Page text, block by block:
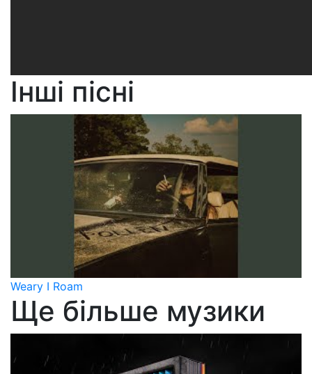
Інші пісні
Weary I Roam
Ще більше музики